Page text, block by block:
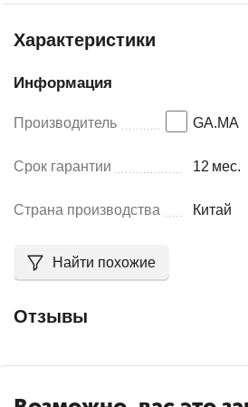
Характеристики
Информация
Производитель GA.MA
Срок гарантии 12 мес.
Страна производства Китай
Найти похожие
Отзывы